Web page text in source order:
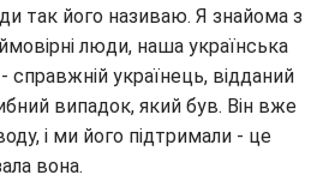
так його називаю. Я знайома з
люди, наша українська
- справжній українець, відданий
випадок, який був. Він вже
і ми його підтримали - це
вона.